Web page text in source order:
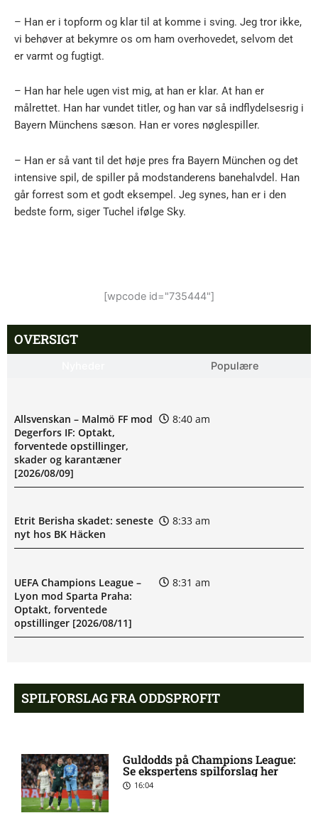
– Han er i topform og klar til at komme i sving. Jeg tror ikke,
vi behøver at bekymre os om ham overhovedet, selvom det
er varmt og fugtigt.
– Han har hele ugen vist mig, at han er klar. At han er
målrettet. Han har vundet titler, og han var så indflydelsesrig i
Bayern Münchens sæson. Han er vores nøglespiller.
– Han er så vant til det høje pres fra Bayern München og det
intensive spil, de spiller på modstanderens banehalvdel. Han
går forrest som et godt eksempel. Jeg synes, han er i den
bedste form, siger Tuchel ifølge Sky.
[wpcode id="735444"]
OVERSIGT
Populære
Allsvenskan – Malmö FF mod
Degerfors IF: Optakt,
forventede opstillinger,
skader og karantæner
[2026/08/09]
8:40 am
Etrit Berisha skadet: seneste
nyt hos BK Häcken
8:33 am
UEFA Champions League –
Lyon mod Sparta Praha:
Optakt, forventede
opstillinger [2026/08/11]
8:31 am
Engdahl: skadesstatus
UEFA Champions League –
Sabah FA mod AGF: Optakt,
SPILFORSLAG FRA ODDSPROFIT
Guldodds på Champions League:
Se ekspertens spilforslag her
16:04